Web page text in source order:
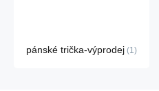
pánské trička-výprodej 1